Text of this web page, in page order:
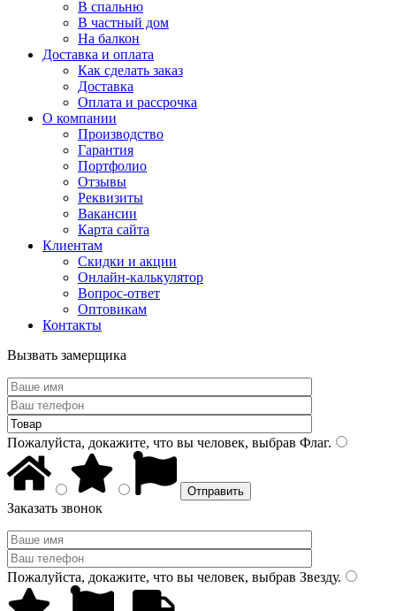
В спальню
В частный дом
На балкон
Доставка и оплата
Как сделать заказ
Доставка
Оплата и рассрочка
О компании
Производство
Гарантия
Портфолио
Отзывы
Реквизиты
Вакансии
Карта сайта
Клиентам
Скидки и акции
Онлайн-калькулятор
Вопрос-ответ
Оптовикам
Контакты
Вызвать замерщика
Пожалуйста, докажите, что вы человек, выбрав Флаг.
Заказать звонок
Пожалуйста, докажите, что вы человек, выбрав Звезду.